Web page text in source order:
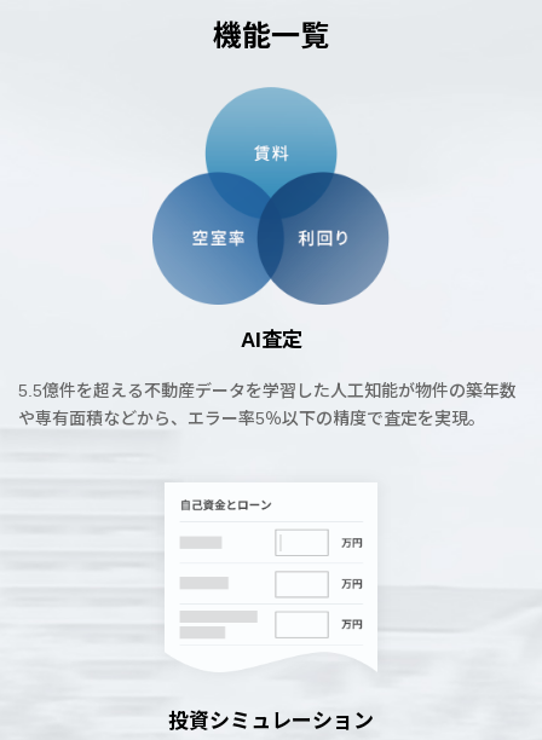
機能一覧
AI査定
5.5億件を超える不動産データを学習した人工知能が物件の築年数
や専有面積などから、エラー率5％以下の精度で査定を実現。
投資シミュレーション